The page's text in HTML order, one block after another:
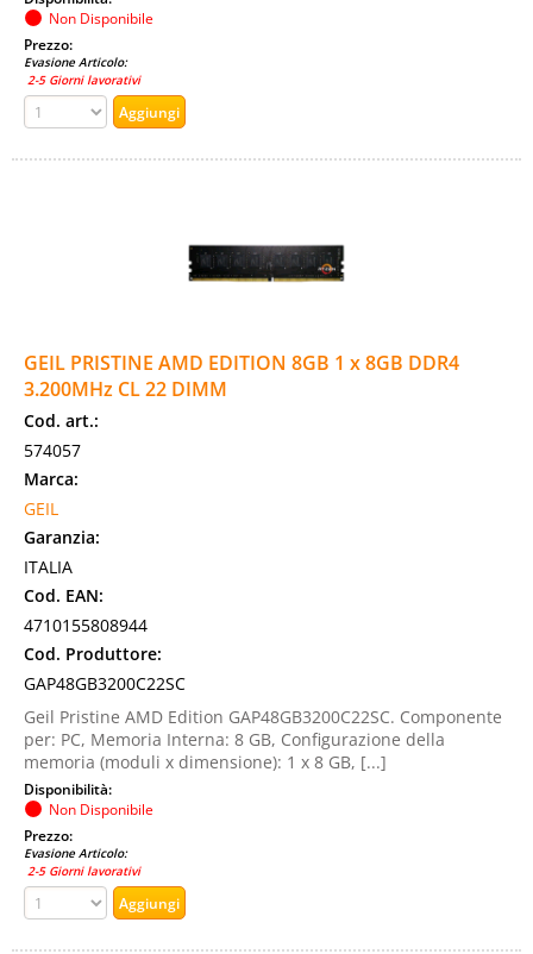
Non Disponibile
Prezzo:
Evasione Articolo:
2-5 Giorni lavorativi
GEIL PRISTINE AMD EDITION 8GB 1 x 8GB DDR4
3.200MHz CL 22 DIMM
Cod. art.:
574057
Marca:
GEIL
Garanzia:
ITALIA
Cod. EAN:
4710155808944
Cod. Produttore:
GAP48GB3200C22SC
Geil Pristine AMD Edition GAP48GB3200C22SC. Componente
per: PC, Memoria Interna: 8 GB, Configurazione della
memoria (moduli x dimensione): 1 x 8 GB, [...]
Disponibilità:
Non Disponibile
Prezzo:
Evasione Articolo:
2-5 Giorni lavorativi